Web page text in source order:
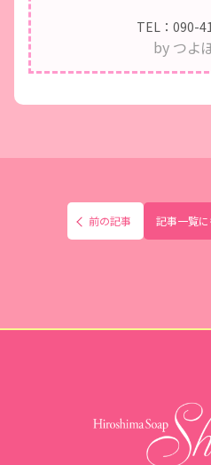
TEL：090-
by つよ
前の記事 記事一覧